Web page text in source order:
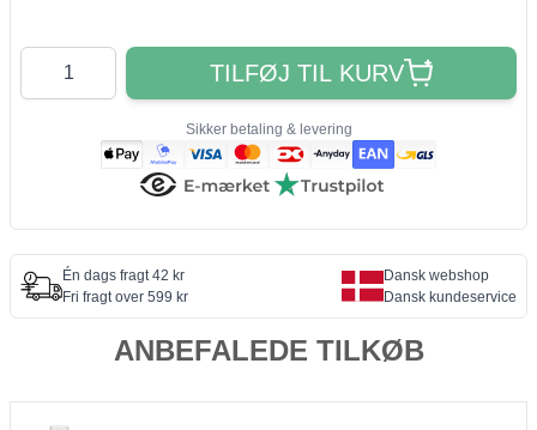
Antal
TILFØJ TIL KURV
Sikker betaling & levering
Én dags fragt 42 kr
Fri fragt over 599 kr
Dansk webshop
Dansk kundeservice
ANBEFALEDE TILKØB